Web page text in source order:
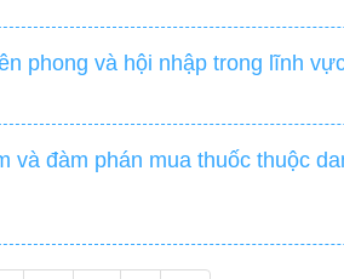
phong và hội nhập trong lĩnh
đàm phán mua thuốc thuộc